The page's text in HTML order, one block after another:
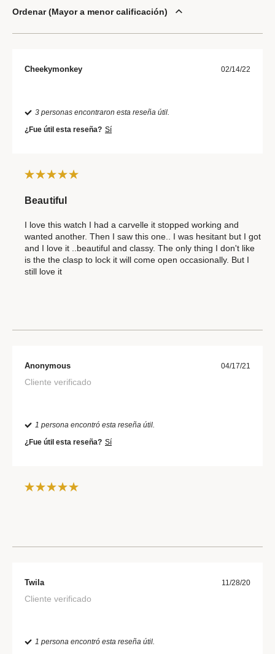
Ordenar Mayor a menor calificación
Cheekymonkey 02/14/22
3 personas encontraron esta reseña útil.
¿Fue útil esta reseña? Sí
Beautiful
I love this watch I had a carvelle it stopped working and
wanted another. Then I saw this one.. I was hesitant but I got
and I love it ..beautiful and classy. The only thing I don't like
is the the clasp to lock it will come open occasionally. But I
still love it
Anonymous 04/17/21
Cliente verificado
1 persona encontró esta reseña útil.
¿Fue útil esta reseña? Sí
Twila 11/28/20
Cliente verificado
1 persona encontró esta reseña útil.